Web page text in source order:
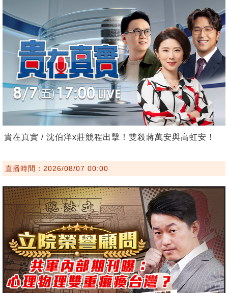
貴在真實 / 沈伯洋x莊競程出擊！雙殺蔣萬安與高虹安！
直播時間：2026/08/07 00:00